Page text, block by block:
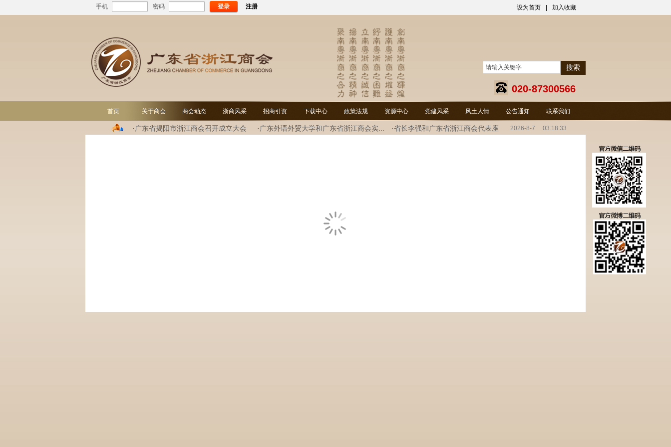
设为首页 加入收藏
手机 密码 登录 注册
搜索
020-87300566
首页 关于商会 商会动态 浙商风采 招商引资 下载中心 政策法规 资源中心 党建风采 风土人情 公告通知 联系我们
·省长李强和广东省浙江商会代表座
·广东省揭阳市浙江商会召开成立大会 ·广东外语外贸大学和广东省浙江商会实... 2026-8-7 03:18:33